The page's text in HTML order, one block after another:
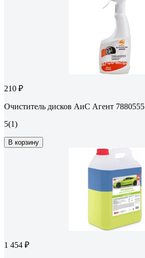
210 ₽
Очиститель дисков АиС Агент 7880555
5(1)
В корзину
1 454 ₽